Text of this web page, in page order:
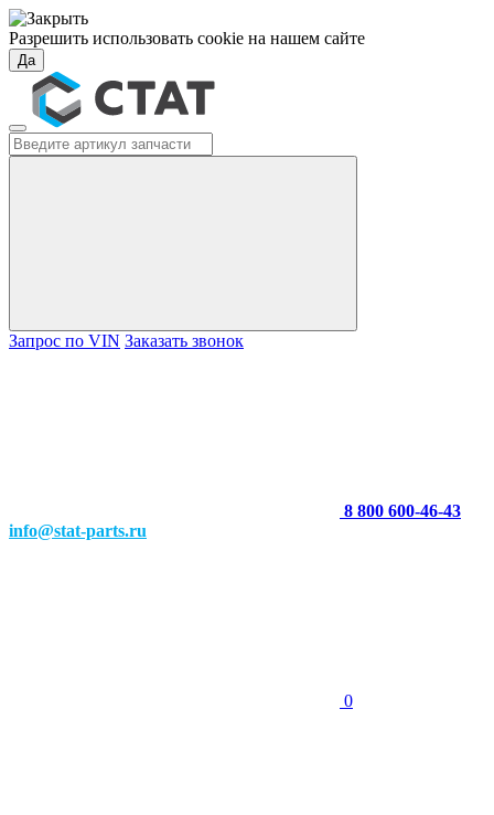
Разрешить использовать cookie на нашем сайте
Да
Запрос по VIN Заказать звонок
8 800 600-46-43
info@stat-parts.ru
0